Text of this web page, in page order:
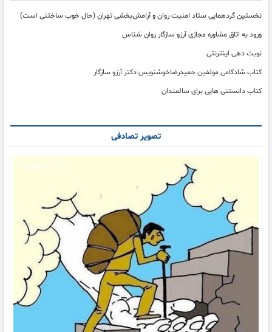
نخستین گردهمایی ستاد امنیت روان و آرامش‌بخشی تهران (حال خوب ساختنی است)
ورود به اتاق مشاوره مجازی آرزو سازگار روان شناس
نوبت دهی اینترنتی
کتاب شادکامی مولفین حمیدرضاخوشنویس-دکتر آرزو سازگار
کتاب دانستنی هایی برای سالمندان
تصویر تصادفی